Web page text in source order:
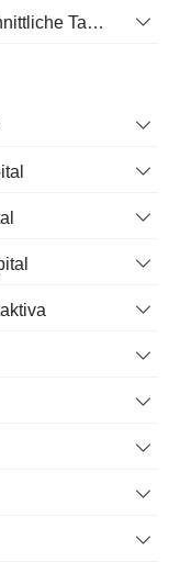
Cash Conversion Cycle (Durchschnittliche Tage)